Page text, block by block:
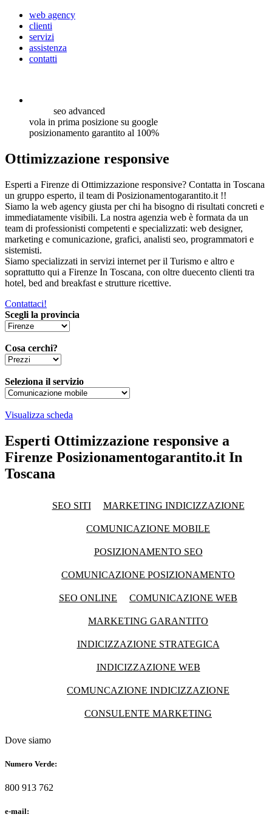
web agency
clienti
servizi
assistenza
contatti
seo advanced
vola in prima posizione su google
posizionamento garantito al 100%
Ottimizzazione responsive
Esperti a Firenze di Ottimizzazione responsive? Contatta in Toscana
un gruppo esperto, il team di Posizionamentogarantito.it !!
Siamo la web agency giusta per chi ha bisogno di risultati concreti e
immediatamente visibili. La nostra agenzia web è formata da un
team di professionisti competenti e specializzati: web designer,
marketing e comunicazione, grafici, analisti seo, programmatori e
sistemisti.
Siamo specializzati in servizi internet per il Turismo e altro e
soprattutto qui a Firenze In Toscana, con oltre duecento clienti tra
hotel, bed and breakfast e strutture ricettive.
Contattaci!
Scegli la provincia
Cosa cerchi?
Seleziona il servizio
Visualizza scheda
Esperti Ottimizzazione responsive a
Firenze Posizionamentogarantito.it In
Toscana
SEO SITI MARKETING INDICIZZAZIONE
COMUNICAZIONE MOBILE
POSIZIONAMENTO SEO
COMUNICAZIONE POSIZIONAMENTO
SEO ONLINE COMUNICAZIONE WEB
MARKETING GARANTITO
INDICIZZAZIONE STRATEGICA
INDICIZZAZIONE WEB
COMUNCAZIONE INDICIZZAZIONE
CONSULENTE MARKETING
Dove siamo
Numero Verde:
800 913 762
e-mail: